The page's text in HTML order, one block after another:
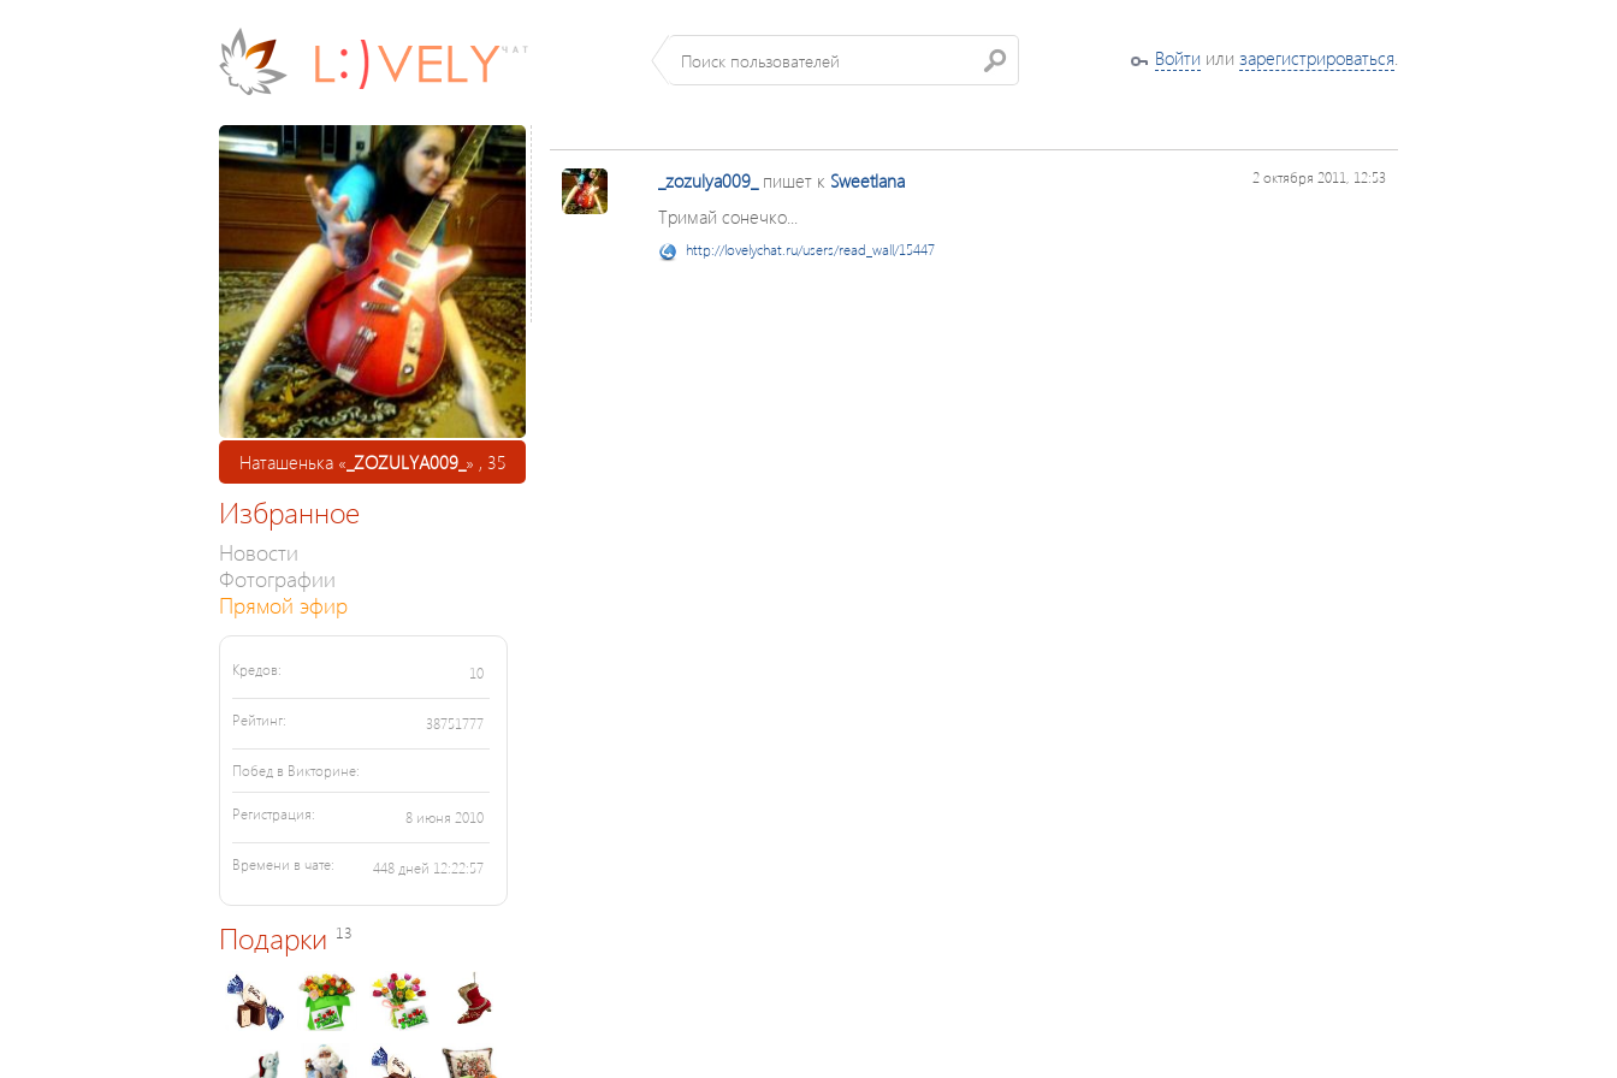
Войти или зарегистрироваться.
Наташенька « _ZOZULYA009_ » , 35
Избранное
Новости
Фотографии
Прямой эфир
Кредов: 10
Рейтинг: 38751777
Побед в Викторине:
Регистрация: 8 июня 2010
Времени в чате: 448 дней 12:22:57
Подарки 13
_zozulya009_ пишет к Sweetlana 2 октября 2011, 12:53
Тримай сонечко...
http://lovelychat.ru/users/read_wall/15447